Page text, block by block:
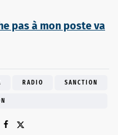
pas à mon poste va
RADIO SANCTION